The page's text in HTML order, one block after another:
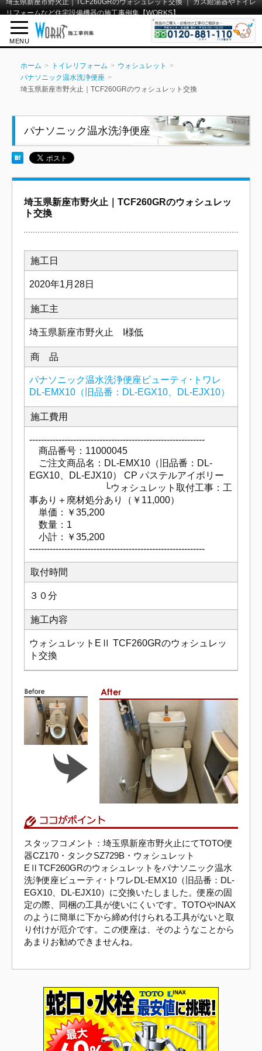
埼玉県新座市野火止｜TCF260GRのウォシュレット交換 ｜ ガス給湯器やトイレ
リフォームなど住宅設備機器の施工事例集【WORKS】
MENU
ホーム トイレリフォーム
ウォシュレット
パナソニック温水洗浄便座
埼玉県新座市野火止｜TCF260GRのウォシュレット交換
パナソニック温水洗浄便座
埼玉県新座市野火止｜TCF260GRのウォシュレッ
ト交換
施工日
2020年1月28日
施工主
埼玉県新座市野火止 I様低
商 品
パナソニック温水洗浄便座ビューティ･トワレ
DL-EMX10（旧品番：DL-EGX10、DL-EJX10）
施工費用
------------------------------------------------------------
商品番号：11000045
ご注文商品名：DL-EMX10（旧品番：DL-
EGX10、DL-EJX10） CP パステルアイボリー
└ウォシュレット取付工事：工
事あり＋廃材処分あり（￥11,000）
単価：￥35,200
数量：1
小計：￥35,200
------------------------------------------------------------
取付時間
３０分
施工内容
ウォシュレットEⅡ TCF260GRのウォシュレッ
ト交換
スタッフコメント：埼玉県新座市野火止にてTOTO便
器CZ170・タンクSZ729B・ウォシュレット
EⅡTCF260GRのウォシュレットをパナソニック温水
洗浄便座ビューティ･トワレDL-EMX10（旧品番：DL-
EGX10、DL-EJX10）に交換いたしました。便座の固
定の際、同梱の工具が使いにくいです。TOTOやINAX
のように簡単に下から締め付けられる工具がないと取
り付けが厄介です。この便座は、そのようなことから
あまりお勧めできませんね。